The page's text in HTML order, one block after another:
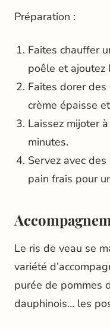
Préparation :
Faites chauffer
poêle et ajoutez
Faites dorer
crème épaisse
Laissez mijoter
minutes.
Servez avec
pain frais pour
Le ris de veau se
variété
purée de pommes
dauphinois… les